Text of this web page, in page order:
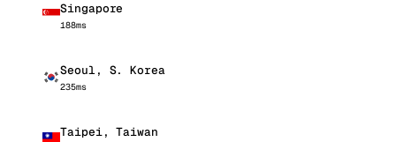
Singapore
188ms
Seoul, S. Korea
235ms
Taipei, Taiwan